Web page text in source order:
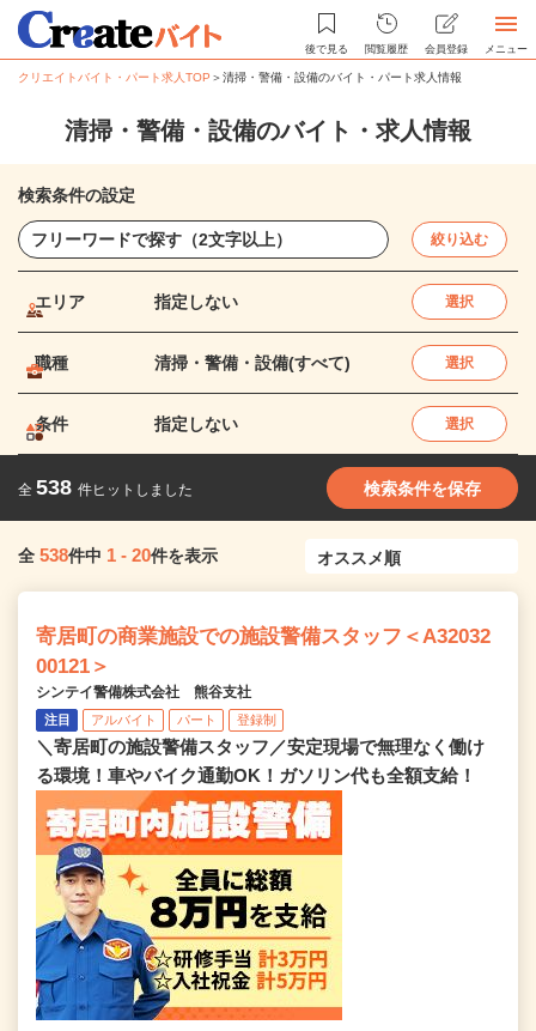
後で見る 閲覧履歴 会員登録 メニュー
クリエイトバイト・パート求人TOP ＞清掃・警備・設備のバイト・パート求人情報
清掃・警備・設備のバイト・求人情報
検索条件の設定
絞り込む
エリア 指定しない 選択
職種 清掃・警備・設備(すべて) 選択
条件 指定しない 選択
全 538 件ヒットしました 検索条件を保存
全 538件中 1 - 20件を表示
寄居町の商業施設での施設警備スタッフ＜A32032
00121＞
シンテイ警備株式会社 熊谷支社
注目 アルバイト パート 登録制
＼寄居町の施設警備スタッフ／安定現場で無理なく働け
る環境！車やバイク通勤OK！ガソリン代も全額支給！